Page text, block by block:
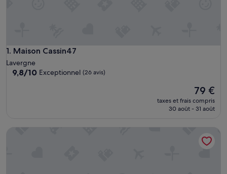
1. Maison Cassin47
Maison Cassin47
Lavergne
9.8
9,8/10 Exceptionnel (26 avis)
Le
nouveau
prix
79 €
taxes et frais compris
30 août - 31 août
Maison d'hôtes "La Chambre Bleue" avec terrasse